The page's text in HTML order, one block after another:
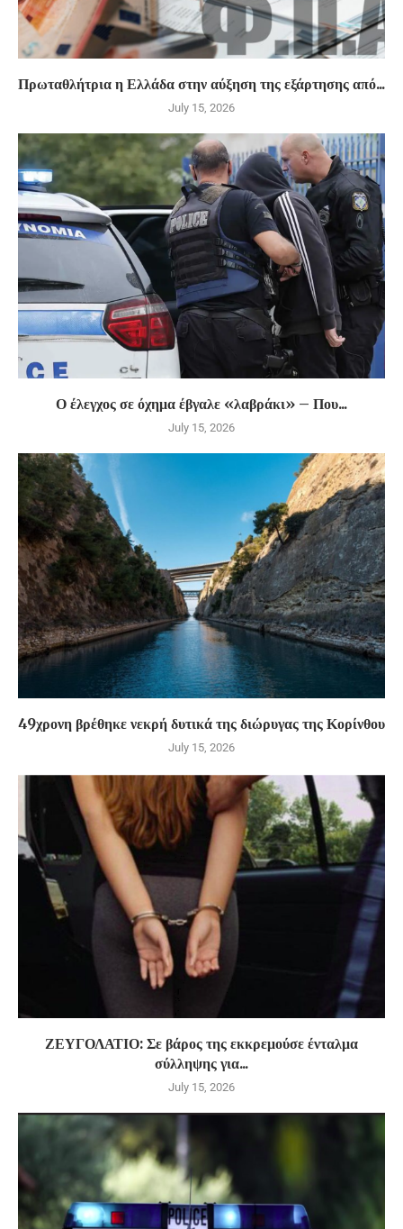
Πρωταθλήτρια η Ελλάδα στην αύξηση της εξάρτησης από...
July 15, 2026
Ο έλεγχος σε όχημα έβγαλε «λαβράκι» – Που...
July 15, 2026
49χρονη βρέθηκε νεκρή δυτικά της διώρυγας της Κορίνθου
July 15, 2026
ΖΕΥΓΟΛΑΤΙΟ: Σε βάρος της εκκρεμούσε ένταλμα
σύλληψης για...
July 15, 2026